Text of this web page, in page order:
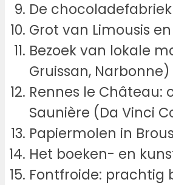
De
Grot van Limousis
Bezoek van lokale
Gruissan, Narbonne)
Rennes le
Saunière (Da Vinci
Papiermolen in
Het boeken- en
Fontfroide: prachtig